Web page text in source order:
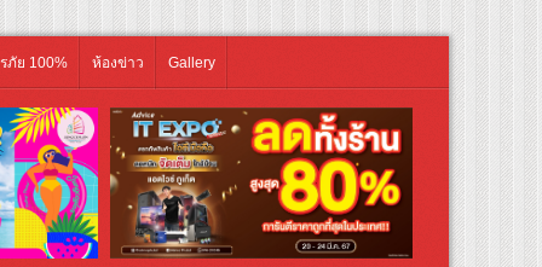
ภัย 100% ห้องข่าว Gallery